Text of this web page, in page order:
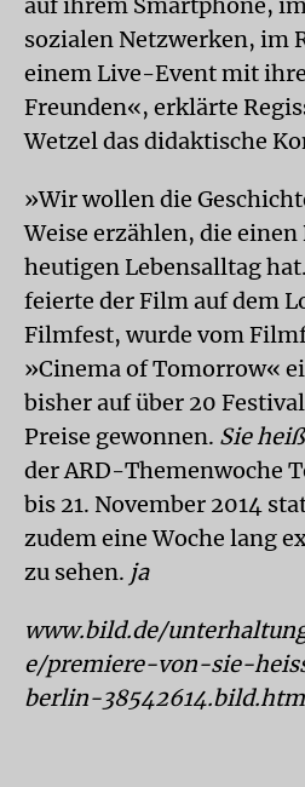
sozialen Netzwerken, im
einem Live-Event mit
Freunden«, erklärte
Wetzel das didaktische
»Wir wollen die
Weise erzählen, die einen
heutigen Lebensalltag
feierte der Film auf dem
Filmfest, wurde vom
»Cinema of Tomorrow«
bisher auf über 20
Preise gewonnen. Sie
der ARD-Themenwoche
bis 21. November 2014
zudem eine Woche lang
zu sehen. ja
www.bild.de/
e/premiere-von-sie-
berlin-